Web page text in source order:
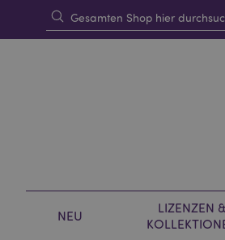
NEU
LIZENZEN &